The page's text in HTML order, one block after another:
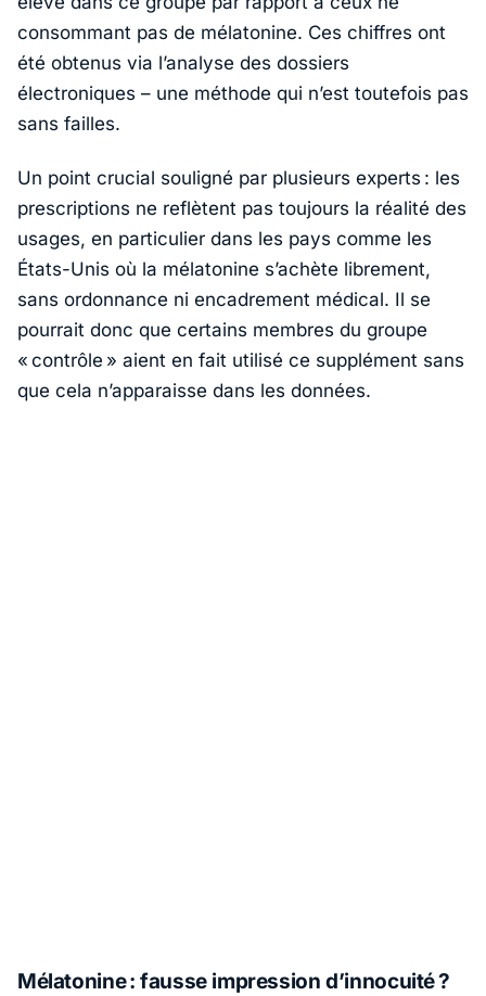
consommant pas de mélatonine. Ces chiffres ont
été obtenus via l’analyse des dossiers
électroniques – une méthode qui n’est toutefois pas
sans failles.
Un point crucial souligné par plusieurs experts : les
prescriptions ne reflètent pas toujours la réalité des
usages, en particulier dans les pays comme les
États-Unis où la mélatonine s’achète librement,
sans ordonnance ni encadrement médical. Il se
pourrait donc que certains membres du groupe
« contrôle » aient en fait utilisé ce supplément sans
que cela n’apparaisse dans les données.
Mélatonine : fausse impression d’innocuité ?